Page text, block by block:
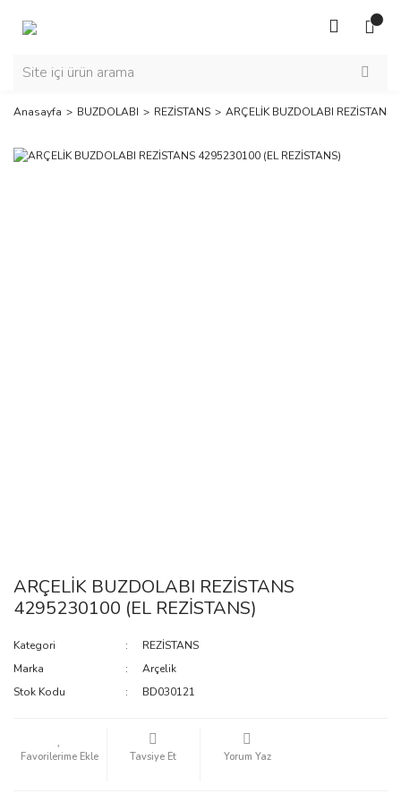
Anasayfa BUZDOLABI REZİSTANS ARÇELİK BUZDOLABI REZİSTANS
ARÇELİK BUZDOLABI REZİSTANS
4295230100 (EL REZİSTANS)
Kategori
REZİSTANS
Marka
Arçelik
Stok Kodu
BD030121
Tavsiye Et Yorum Yaz